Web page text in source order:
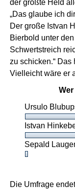
der größte Held
„Das glaube ich
Der große Istvan
Bierbold unter
Schwertstreich
zu schicken.“
Vielleicht wäre er
Ursulo
Istvan
Sepald
Die Umfrage